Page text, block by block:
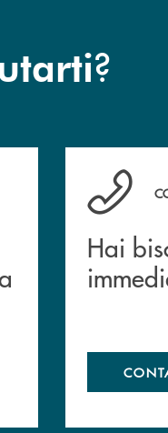
?
Banca. Hai
Hai